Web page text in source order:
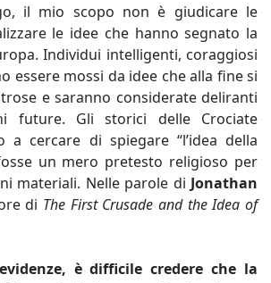
il mio scopo non è giudicare le
le idee che hanno segnato la
Individui intelligenti, coraggiosi
essere mossi da idee che alla fine si
e saranno considerate deliranti
future. Gli storici delle Crociate
a cercare di spiegare “l’idea della
un mero pretesto religioso per
materiali. Nelle parole di Jonathan
di The First Crusade and the Idea of
è difficile credere che la